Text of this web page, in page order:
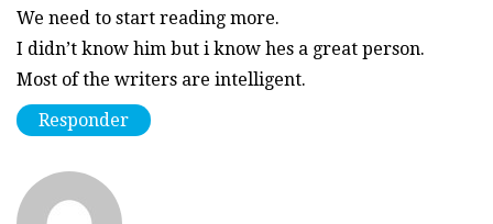
We need to start reading more.
I didn’t know him but i know hes a great person.
Most of the writers are intelligent.
Responder